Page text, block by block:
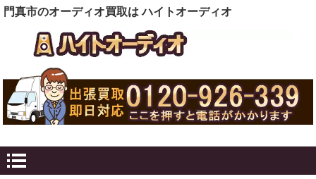
門真市のオーディオ買取は ハイトオーディオ